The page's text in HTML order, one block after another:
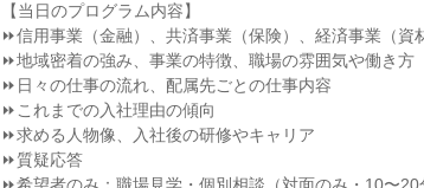
【当日のプログラム内容】
⏩信用事業（金融）、共済事業（保険）、経済事業（
⏩地域密着の強み、事業の特徴、職場の雰囲気や働き方
⏩日々の仕事の流れ、配属先ごとの仕事内容
⏩これまでの入社理由の傾向
⏩求める人物像、入社後の研修やキャリア
⏩質疑応答